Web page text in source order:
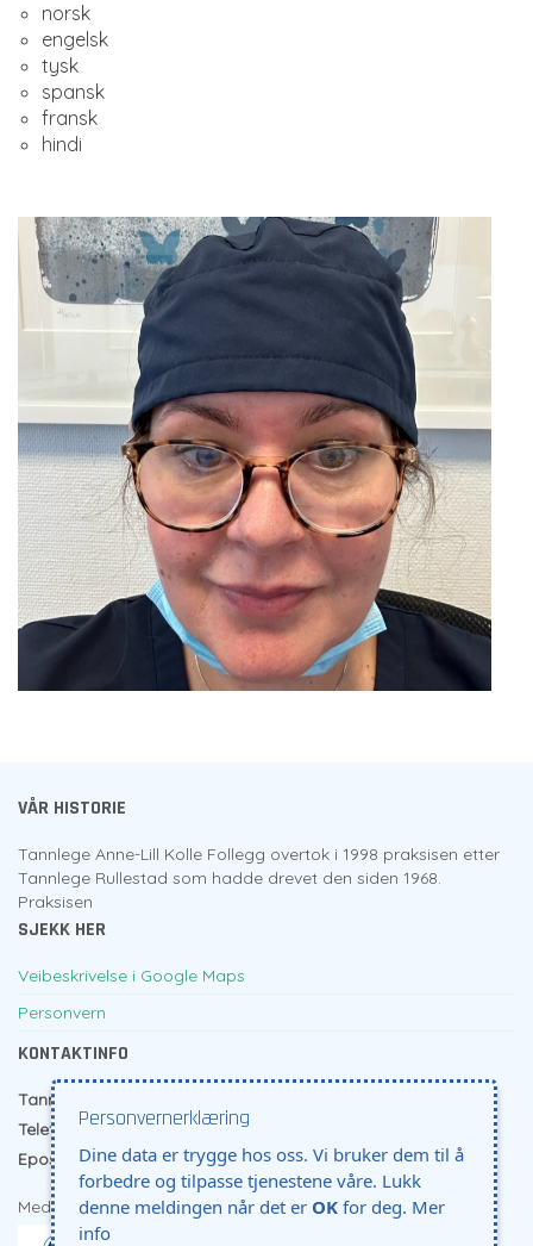
norsk
engelsk
tysk
spansk
fransk
hindi
VÅR HISTORIE
Tannlege Anne-Lill Kolle Follegg overtok i 1998 praksisen etter
Tannlege Rullestad som hadde drevet den siden 1968.
Praksisen
SJEKK HER
Veibeskrivelse i Google Maps
Personvern
KONTAKTINFO
Tannlege Follegg
Telefon
91785003
Epost:
al.folle@online.no
Medlem i:
Personvernerklæring
Dine data er trygge hos oss. Vi bruker dem til å
forbedre og tilpasse tjenestene våre. Lukk
denne meldingen når det er OK for deg. Mer
info